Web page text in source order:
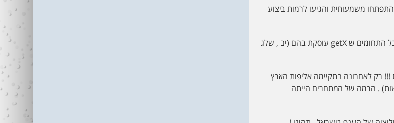
משמעותית והגיעו לרמות ביצוע
אגב לדעתי ומניסיוני זהו אחד התחומים הקשים ביותר מבחינה טכנית מכל התחומים ש getX עוסקת בהם (ים , שלג
!!! רק לאחרונה התקיימה אליפות הארץ
. הרמה של המתחרים הייתה